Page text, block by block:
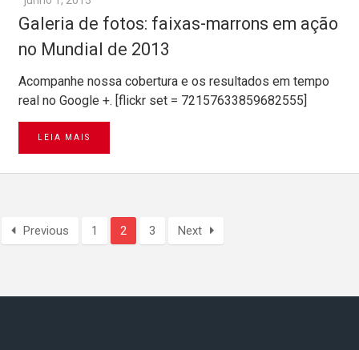
Galeria de fotos: faixas-marrons em ação
no Mundial de 2013
Acompanhe nossa cobertura e os resultados em tempo
real no Google +. [flickr set = 72157633859682555]
LEIA MAIS
Previous 1 2 3 Next